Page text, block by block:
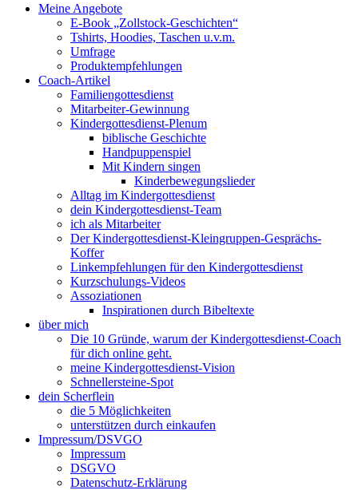
Meine Angebote
E-Book „Zollstock-Geschichten“
Tshirts, Hoodies, Taschen u.v.m.
Umfrage
Produktempfehlungen
Coach-Artikel
Familiengottesdienst
Mitarbeiter-Gewinnung
Kindergottesdienst-Plenum
biblische Geschichte
Handpuppenspiel
Mit Kindern singen
Kinderbewegungslieder
Alltag im Kindergottesdienst
dein Kindergottesdienst-Team
ich als Mitarbeiter
Der Kindergottesdienst-Kleingruppen-Gesprächs-
Koffer
Linkempfehlungen für den Kindergottesdienst
Kurzschulungs-Videos
Assoziationen
Inspirationen durch Bibeltexte
über mich
Die 10 Gründe, warum der Kindergottesdienst-Coach
für dich online geht.
meine Kindergottesdienst-Vision
Schnellersteine-Spot
dein Scherflein
die 5 Möglichkeiten
unterstützen durch einkaufen
Impressum/DSVGO
Impressum
DSGVO
Datenschutz-Erklärung